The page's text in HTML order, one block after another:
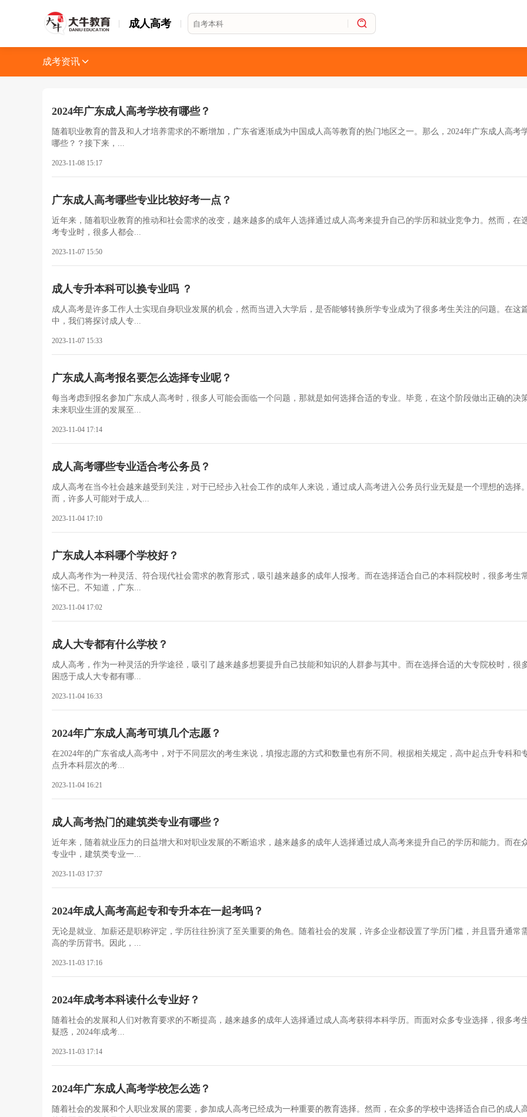
成人高考
成考资讯
2024年广东成人高考学校有哪些？
随着职业教育的普及和人才培养需求的不断增加，广东省逐渐成为中国成人高等教育的热门地区之一。那么，2024年广东成人高考
哪些？？接下来，...
2023-11-08 15:17
广东成人高考哪些专业比较好考一点？
近年来，随着职业教育的推动和社会需求的改变，越来越多的成年人选择通过成人高考来提升自己的学历和就业竞争力。然而，在
考专业时，很多人都会...
2023-11-07 15:50
成人专升本科可以换专业吗 ？
成人高考是许多工作人士实现自身职业发展的机会，然而当进入大学后，是否能够转换所学专业成为了很多考生关注的问题。在这
中，我们将探讨成人专...
2023-11-07 15:33
广东成人高考报名要怎么选择专业呢？
每当考虑到报名参加广东成人高考时，很多人可能会面临一个问题，那就是如何选择合适的专业。毕竟，在这个阶段做出正确的决
未来职业生涯的发展至...
2023-11-04 17:14
成人高考哪些专业适合考公务员？
成人高考在当今社会越来越受到关注，对于已经步入社会工作的成年人来说，通过成人高考进入公务员行业无疑是一个理想的选择
而，许多人可能对于成人...
2023-11-04 17:10
广东成人本科哪个学校好？
成人高考作为一种灵活、符合现代社会需求的教育形式，吸引越来越多的成年人报考。而在选择适合自己的本科院校时，很多考生
恼不已。不知道，广东...
2023-11-04 17:02
成人大专都有什么学校？
成人高考，作为一种灵活的升学途径，吸引了越来越多想要提升自己技能和知识的人群参与其中。而在选择合适的大专院校时，很
困惑于成人大专都有哪...
2023-11-04 16:33
2024年广东成人高考可填几个志愿？
在2024年的广东省成人高考中，对于不同层次的考生来说，填报志愿的方式和数量也有所不同。根据相关规定，高中起点升专科和
点升本科层次的考...
2023-11-04 16:21
成人高考热门的建筑类专业有哪些？
近年来，随着就业压力的日益增大和对职业发展的不断追求，越来越多的成年人选择通过成人高考来提升自己的学历和能力。而在
专业中，建筑类专业一...
2023-11-03 17:37
2024年成人高考高起专和专升本在一起考吗？
无论是就业、加薪还是职称评定，学历往往扮演了至关重要的角色。随着社会的发展，许多企业都设置了学历门槛，并且晋升通常
高的学历背书。因此，...
2023-11-03 17:16
2024年成考本科读什么专业好？
随着社会的发展和人们对教育要求的不断提高，越来越多的成年人选择通过成人高考获得本科学历。而面对众多专业选择，很多考
疑惑，2024年成考...
2023-11-03 17:14
2024年广东成人高考学校怎么选？
随着社会的发展和个人职业发展的需要，参加成人高考已经成为一种重要的教育选择。然而，在众多的学校中选择适合自己的成人